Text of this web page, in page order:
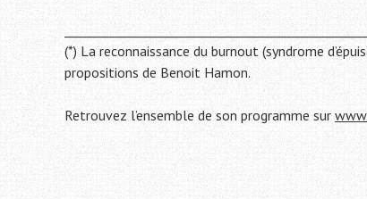
(*) La reconnaissance du burnout (syndrome
propositions de Benoit Hamon.
Retrouvez l’ensemble de son programme sur